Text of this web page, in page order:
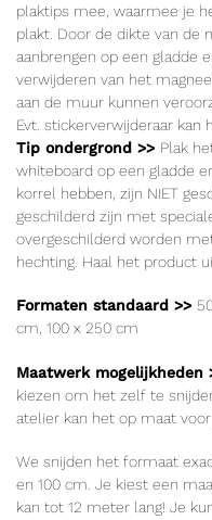
plaktips mee, waarmee je
plakt. Door de dikte van de
aanbrengen op een gladde
verwijderen van het
aan de muur kunnen
Evt. stickerverwijderaar
Tip ondergrond >> Plak
whiteboard op een gladde
korrel hebben, zijn NIET
geschilderd zijn met
overgeschilderd worden
hechting. Haal het product
Formaten standaard >>
cm , 100 x 250 cm
Maatwerk mogelijkheden
kiezen om het zelf te
atelier kan het op maat voor
We snijden het formaat
en 100 cm. Je kiest een
kan tot 12 meter lang! Je